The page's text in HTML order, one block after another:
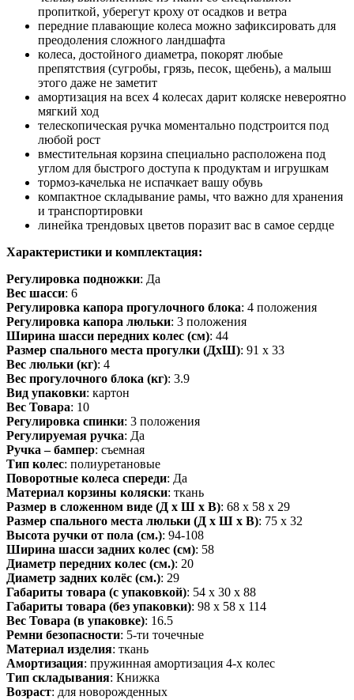
пропиткой, уберегут кроху от осадков и ветра
передние плавающие колеса можно зафиксировать для
преодоления сложного ландшафта
колеса, достойного диаметра, покорят любые
препятствия (сугробы, грязь, песок, щебень), а малыш
этого даже не заметит
амортизация на всех 4 колесах дарит коляске невероятно
мягкий ход
телескопическая ручка моментально подстроится под
любой рост
вместительная корзина специально расположена под
углом для быстрого доступа к продуктам и игрушкам
тормоз-качелька не испачкает вашу обувь
компактное складывание рамы, что важно для хранения
и транспортировки
линейка трендовых цветов поразит вас в самое сердце
Характеристики и комплектация:
Регулировка подножки: Да
Вес шасси: 6
Регулировка капора прогулочного блока: 4 положения
Регулировка капора люльки: 3 положения
Ширина шасси передних колес (см): 44
Размер спального места прогулки (ДхШ): 91 x 33
Вес люльки (кг): 4
Вес прогулочного блока (кг): 3.9
Вид упаковки: картон
Вес Товара: 10
Регулировка спинки: 3 положения
Регулируемая ручка: Да
Ручка – бампер: съемная
Тип колес: полиуретановые
Поворотные колеса спереди: Да
Материал корзины коляски: ткань
Размер в сложенном виде (Д x Ш x В): 68 x 58 x 29
Размер спального места люльки (Д x Ш x В): 75 x 32
Высота ручки от пола (см.): 94-108
Ширина шасси задних колес (см): 58
Диаметр передних колес (см.): 20
Диаметр задних колёс (см.): 29
Габариты товара (с упаковкой): 54 x 30 x 88
Габариты товара (без упаковки): 98 x 58 x 114
Вес Товара (в упаковке): 16.5
Ремни безопасности: 5-ти точечные
Материал изделия: ткань
Амортизация: пружинная амортизация 4-х колес
Тип складывания: Книжка
Возраст: для новорожденных